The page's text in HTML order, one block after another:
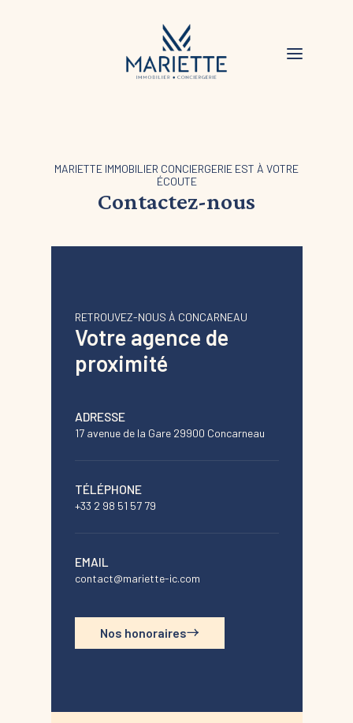
Contactez-nous
MARIETTE IMMOBILIER CONCIERGERIE EST À VOTRE
ÉCOUTE
Votre agence de
proximité
RETROUVEZ-NOUS À CONCARNEAU
ADRESSE
17 avenue de la Gare 29900 Concarneau
TÉLÉPHONE
+33 2 98 51 57 79
EMAIL
contact@mariette-ic.com
Nos honoraires